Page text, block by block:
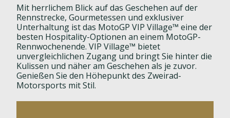
Mit herrlichem Blick auf das Geschehen auf der
Rennstrecke, Gourmetessen und exklusiver
Unterhaltung ist das MotoGP VIP Village™ eine der
besten Hospitality-Optionen an einem MotoGP-
Rennwochenende. VIP Village™ bietet
unvergleichlichen Zugang und bringt Sie hinter die
Kulissen und näher am Geschehen als je zuvor.
Genießen Sie den Höhepunkt des Zweirad-
Motorsports mit Stil.